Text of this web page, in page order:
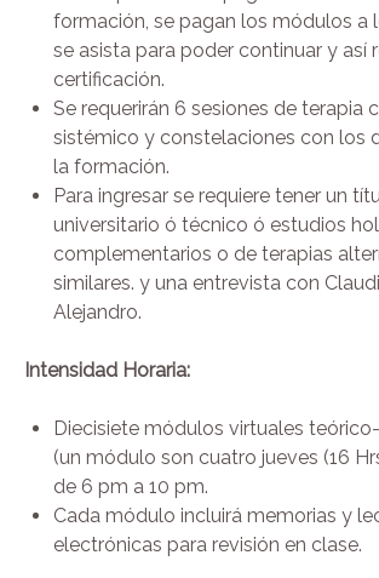
formación, se pagan los módulos a
se asista para poder continuar y así
certificación.
Se requerirán 6 sesiones de terapia
sistémico y constelaciones con los
la formación.
Para ingresar se requiere tener un
universitario ó técnico ó estudios
complementarios o de terapias
similares. y una entrevista con
Alejandro.
Intensidad Horaria:
Diecisiete módulos virtuales
(un módulo son cuatro jueves (16
de 6 pm a 10 pm.
Cada módulo incluirá memorias y
electrónicas para revisión en clase.